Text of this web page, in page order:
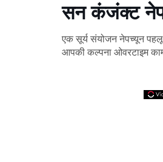
सन कंजंक्ट
एक सूर्य संयोजन नेपच्यून
आपकी कल्पना ओवरटाइम